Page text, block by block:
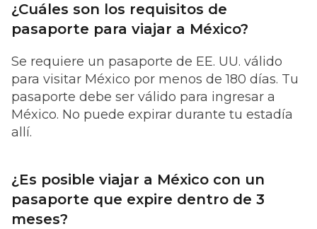
¿Cuáles son los requisitos de
pasaporte para viajar a México?
Se requiere un pasaporte de EE. UU. válido
para visitar México por menos de 180 días. Tu
pasaporte debe ser válido para ingresar a
México. No puede expirar durante tu estadía
allí.
¿Es posible viajar a México con un
pasaporte que expire dentro de 3
meses?